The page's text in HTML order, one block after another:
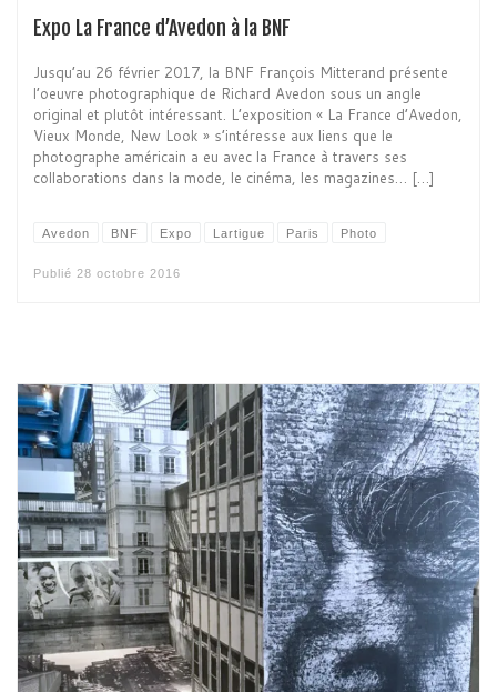
Expo La France d’Avedon à la BNF
Jusqu’au 26 février 2017, la BNF François Mitterand présente
l’oeuvre photographique de Richard Avedon sous un angle
original et plutôt intéressant. L’exposition « La France d’Avedon,
Vieux Monde, New Look » s’intéresse aux liens que le
photographe américain a eu avec la France à travers ses
collaborations dans la mode, le cinéma, les magazines… […]
Avedon BNF Expo Lartigue Paris Photo
Publié 28 octobre 2016